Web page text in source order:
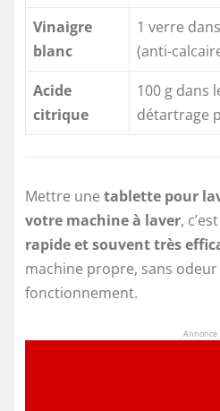
Vinaigre
blanc
1 verre
(anti-
Acide
citrique
100 g dans
détartrage
Mettre une tablette pour
votre machine à laver,
rapide et souvent très
machine propre, sans
fonctionnement.
Annonce